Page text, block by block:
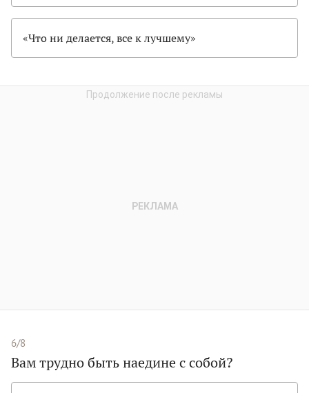
«Что ни делается, все к лучшему»
6/8
Вам трудно быть наедине с собой?